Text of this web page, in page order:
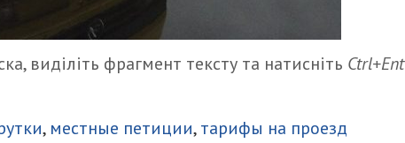
виділіть фрагмент тексту та натисніть
, местные петиции,тарифы на проезд